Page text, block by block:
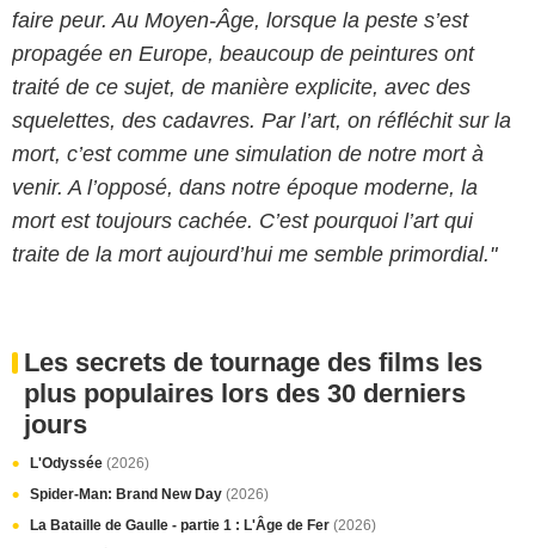
faire peur. Au Moyen-Âge, lorsque la peste s’est
propagée en Europe, beaucoup de peintures ont
traité de ce sujet, de manière explicite, avec des
squelettes, des cadavres. Par l’art, on réfléchit sur la
mort, c’est comme une simulation de notre mort à
venir. A l’opposé, dans notre époque moderne, la
mort est toujours cachée. C’est pourquoi l’art qui
traite de la mort aujourd’hui me semble primordial."
Les secrets de tournage des films les
plus populaires lors des 30 derniers
jours
L'Odyssée (2026)
Spider-Man: Brand New Day (2026)
La Bataille de Gaulle - partie 1 : L'Âge de Fer (2026)